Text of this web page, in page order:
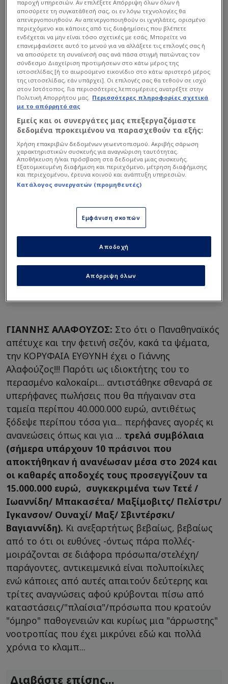
ΓΙΑΝΝΗΣ ΑΛΑΦΟΥΖΟΣ: Στο ότι ο Παναθηναϊκός
απέτυχε και την φετινή σεζόν, κακά τα ψέματα,
την ΚΟΡΥΦΑΙΑ ΕΥΘΥΝΗ έχει ο Γιάννης
Αλαφούζος!!! Παρότι ως ιδιοκτήτης του το
περασμένο καλοκαίρι... αντιστάθηκε σθεναρά σε
υπερήφανες πωλήσεις που θα πήγαιναν στα
ταμεία περίπου 40.000.000 ευρώ, αντιθέτως
ξόδεψε περίπου τόσα για... περήφανες αγορές κι
ανανεώσεις όπως και για ... τρελά συμβόλαια
(σήμερα υπάρχουν 10 πράσινοι που
αποκτήθηκαν ή ανανέωσαν μέσα στο 2024 και
οι καθαρές αποδοχές τους προσεγγίζουν τα
15.000.000 ευρώ, συγκεκριμένα των Τετέ /
Ιωαννίδη/ Μπακασέτα/ Μαξίμοβιτς/ Πελίστρι/
Ιγκανσον/ Ουναχί/ Μαξ/ Σβιντέρσκι/
Βαγιαννίδη). Κι ανεξαρτήτως βεβαίως, βεβαίως
από το ότι οι ευθύνες -όντως πάρα πολλές-
μοιράζονται σε διάφορα πρόσωπα/στελέχη/
παράγοντες, αντικειμενικά είναι πολυποίκιλες
ενώ κάποιες από αυτές απαιτούν δεύτερης και
τρίτες αναγνώσεις αφού κρύβονται πίσω από
καταστάσεις/"πλαίσια"/πρόσωπα που κρατούν
"όμηρο" παθογενειών και κυρίως μια "άρρωστης"
νοοτροπίας που έχει μικρύνει εδώ και πολλά
χρόνια το κλαμπ...
Διαβάστε επίσης...
παροχή υπηρεσιών. Αν επιλέξετε Απόρριψη όλων όλων ή
αποσύρετε τη συγκατάθεσή σας, οι εν λόγω τεχνολογίες θα
απενεργοποιηθούν. Αν απενεργοποιηθούν οι ιχνηλάτες, ορισμένο
περιεχόμενο και κάποιες από τις διαφημίσεις που βλέπετε
ενδέχεται να μην είναι τόσο σχετικές με εσάς. Μπορείτε να
επανεμφανίσετε αυτό το μενού για να αλλάξετε τις επιλογές σας ή
να αποσύρετε τη συναίνεσή σας ανά πάσα στιγμή πατώντας τον
σύνδεσμο Διαχείριση προτιμήσεων στο κάτω μέρος της
ιστοσελίδας [ή το αιωρούμενο εικονίδιο στο κάτω αριστερό μέρος
της ιστοσελίδας, εάν υπάρχει]. Οι επιλογές σας θα τεθούν σε ισχύ
στον Ιστότοπος. Για περισσότερες λεπτομέρειες ανατρέξτε στην
Πολιτική Απορρήτου μας. Περισσότερες πληροφορίες σχετικά
με το απόρρητό σας
Εμείς και οι συνεργάτες μας επεξεργαζόμαστε
δεδομένα προκειμένου να παρασχεθούν τα εξής:
Χρήση επακριβών δεδομένων γεωεντοπισμού. Ακριβής σάρωση
χαρακτηριστικών συσκευής για αναγνώριση ταυτότητας.
Αποθήκευση ή/και πρόσβαση στα δεδομένα μιας συσκευής.
Εξατομικευμένη διαφήμιση και περιεχόμενο, μέτρηση διαφήμισης
και περιεχομένου, έρευνα κοινού και ανάπτυξη υπηρεσιών.
Κατάλογος συνεργατών (προμηθευτές)
Εμφάνιση σκοπών
Απόρριψη όλων
Αποδοχή